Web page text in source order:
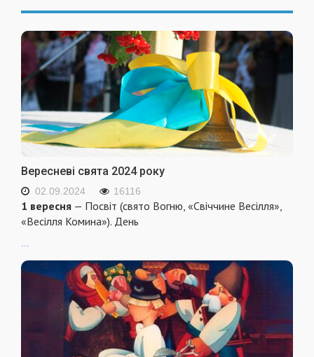
Вересневі свята 2024 року
02.09.2024 16116
1 вересня — Посвіт (свято Вогню, «Свіччине Весілля»,
«Весілля Комина»). День
...